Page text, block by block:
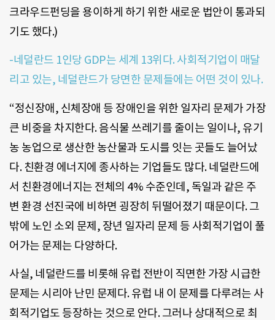
크라우드펀딩을 용이하게 하기 위한 새로운 법안이 통과되
기도 했다.)
-네덜란드 1인당 GDP는 세계 13위다. 사회적기업이 매달
리고 있는, 네덜란드가 당면한 문제들에는 어떤 것이 있나.
“정신장애, 신체장애 등 장애인을 위한 일자리 문제가 가장
큰 비중을 차지한다. 음식물 쓰레기를 줄이는 일이나, 유기
농 농업으로 생산한 농산물과 도시를 잇는 곳들도 늘어났
다. 친환경 에너지에 종사하는 기업들도 많다. 네덜란드에
서 친환경에너지는 전체의 4% 수준인데, 독일과 같은 주
변 환경 선진국에 비하면 굉장히 뒤떨어졌기 때문이다. 그
밖에 노인 소외 문제, 장년 일자리 문제 등 사회적기업이 풀
어가는 문제는 다양하다.
사실, 네덜란드를 비롯해 유럽 전반이 직면한 가장 시급한
문제는 시리아 난민 문제다. 유럽 내 이 문제를 다루려는 사
회적기업도 등장하는 것으로 안다. 그러나 상대적으로 최